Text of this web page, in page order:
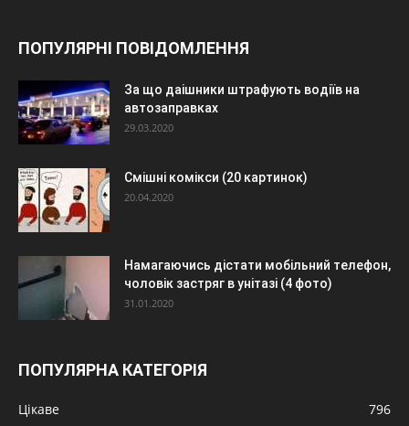
ПОПУЛЯРНІ ПОВІДОМЛЕННЯ
За що даішники штрафують водіїв на
автозаправках
29.03.2020
Смішні комікси (20 картинок)
20.04.2020
Намагаючись дістати мобільний телефон,
чоловік застряг в унітазі (4 фото)
31.01.2020
ПОПУЛЯРНА КАТЕГОРІЯ
Цікаве
796